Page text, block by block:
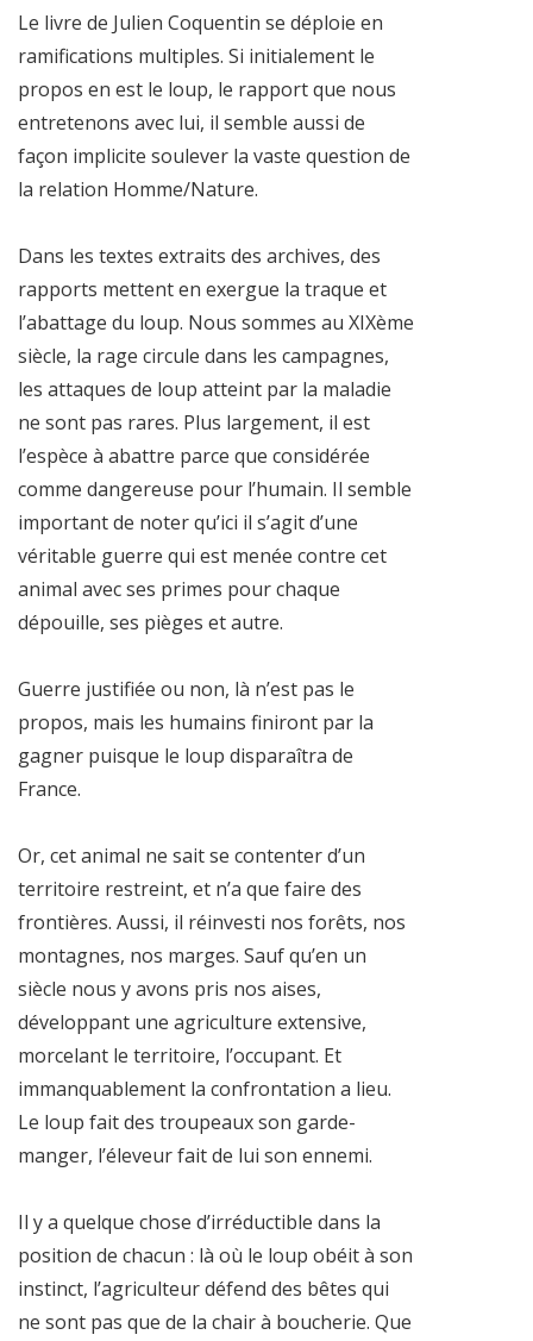
Le livre de Julien Coquentin se déploie en
ramifications multiples. Si initialement le
propos en est le loup, le rapport que nous
entretenons avec lui, il semble aussi de
façon implicite soulever la vaste question de
la relation Homme/Nature.
Dans les textes extraits des archives, des
rapports mettent en exergue la traque et
l’abattage du loup. Nous sommes au XIXème
siècle, la rage circule dans les campagnes,
les attaques de loup atteint par la maladie
ne sont pas rares. Plus largement, il est
l’espèce à abattre parce que considérée
comme dangereuse pour l’humain. Il semble
important de noter qu’ici il s’agit d’une
véritable guerre qui est menée contre cet
animal avec ses primes pour chaque
dépouille, ses pièges et autre.
Guerre justifiée ou non, là n’est pas le
propos, mais les humains finiront par la
gagner puisque le loup disparaîtra de
France.
Or, cet animal ne sait se contenter d’un
territoire restreint, et n’a que faire des
frontières. Aussi, il réinvesti nos forêts, nos
montagnes, nos marges. Sauf qu’en un
siècle nous y avons pris nos aises,
développant une agriculture extensive,
morcelant le territoire, l’occupant. Et
immanquablement la confrontation a lieu.
Le loup fait des troupeaux son garde-
manger, l’éleveur fait de lui son ennemi.
Il y a quelque chose d’irréductible dans la
position de chacun : là où le loup obéit à son
instinct, l’agriculteur défend des bêtes qui
ne sont pas que de la chair à boucherie. Que